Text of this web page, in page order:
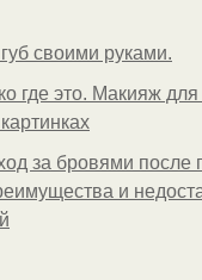
своими руками.
где это. Макияж
за бровями после
и